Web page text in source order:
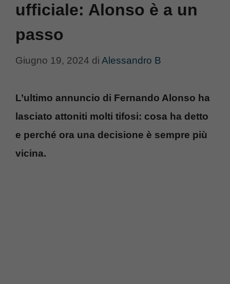
ufficiale: Alonso è a un
passo
Giugno 19, 2024 di Alessandro B
L’ultimo annuncio di Fernando Alonso ha
lasciato attoniti molti tifosi: cosa ha detto
e perché ora una decisione è sempre più
vicina.